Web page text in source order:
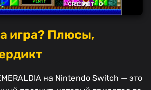
игра? Плюсы,
на Nintendo Switch — это